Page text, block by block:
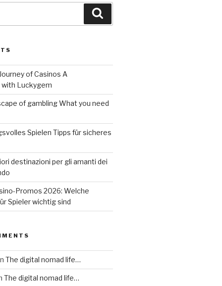
of Casinos A
Luckygem
of gambling What you need
Spielen Tipps für sicheres
destinazioni per gli amanti dei
Promos 2026: Welche
Spieler wichtig sind
The digital nomad life…
The digital nomad life…